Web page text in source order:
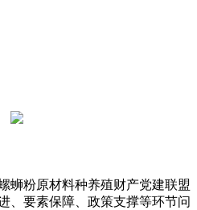
粉原材料种养殖财产党建联盟
、要素保障、政策支撑等环节问